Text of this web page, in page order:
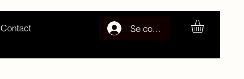
Contact Se connecter